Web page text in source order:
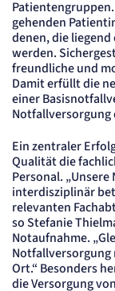
gehenden
denen, die
werden.
freundliche und
Damit erfüllt die
einer
Notfallversorgung
Ein zentraler
Qualität die
Personal.
interdisziplinär
relevanten
so Stefanie
Notaufnahme.
Ort.“ Besonders
die Versorgung
cookie_consent
Anbieter:
Artemed SE
Zweck:
Speichert den
Domäne.
Cookie Laufzeit:
1 Jahr
STATISTIK
Statistik
anonym.
zu
Website
etracker